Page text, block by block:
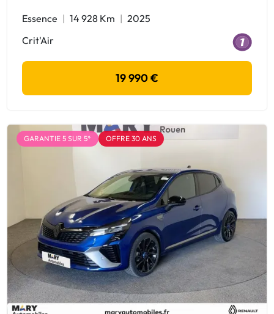
Essence 14 928 Km
2025
Crit'Air
19 990 €
GARANTIE 5 SUR 5* OFFRE 30 ANS